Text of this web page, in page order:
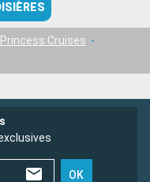
Princess Cruises
OK